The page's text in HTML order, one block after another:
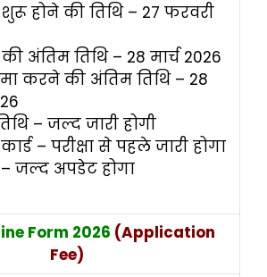
होने की तिथि – 27 फरवरी
अंतिम तिथि – 28 मार्च 2026
करने की अंतिम तिथि – 28
– जल्द जारी होगी
– परीक्षा से पहले जारी होगा
जल्द अपडेट होगा
Form 2026 (Application
Fee)